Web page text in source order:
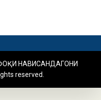
НАВИСАНДАГОНИ
reserved.